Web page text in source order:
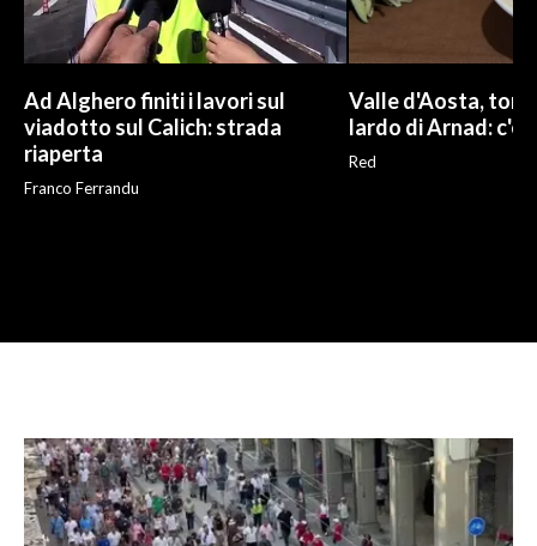
Ad Alghero finiti i lavori sul
viadotto sul Calich: strada
riaperta
Franco Ferrandu
Valle d'Aosta,
lardo di Arnad: c'è
Red